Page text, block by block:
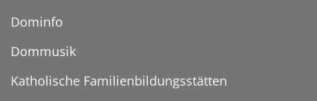
Dominfo
Dommusik
Katholische Familienbildungsstätten